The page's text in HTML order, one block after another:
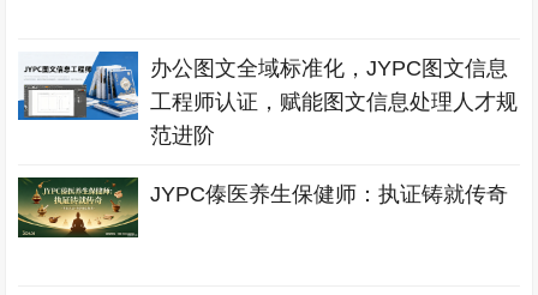
办公图文全域标准化，JYPC图文信息
工程师认证，赋能图文信息处理人才规
范进阶
JYPC傣医养生保健师：执证铸就传奇